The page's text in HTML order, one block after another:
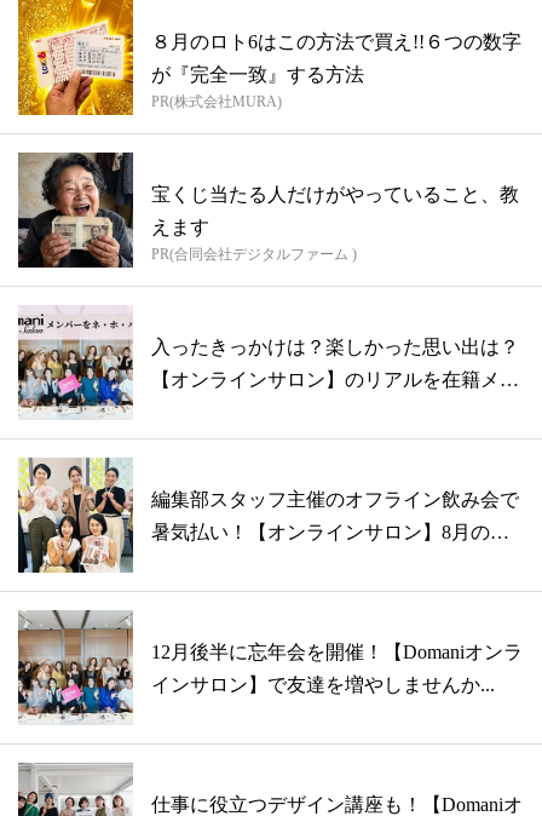
８月のロト6はこの方法で買え!!６つの数字
が『完全一致』する方法
PR(株式会社MURA)
宝くじ当たる人だけがやっていること、教
えます
PR(合同会社デジタルファーム )
入ったきっかけは？楽しかった思い出は？
【オンラインサロン】のリアルを在籍メン
編集部スタッフ主催のオフライン飲み会で
暑気払い！【オンラインサロン】8月の予
12月後半に忘年会を開催！【Domaniオンラ
インサロン】で友達を増やしませんか...
仕事に役立つデザイン講座も！【Domaniオ